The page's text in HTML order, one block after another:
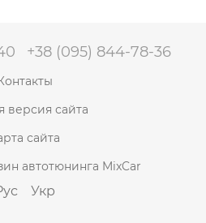
+38 (095) 844-78-36
версия сайта
сайта
автотюнинга MixCar
Укр